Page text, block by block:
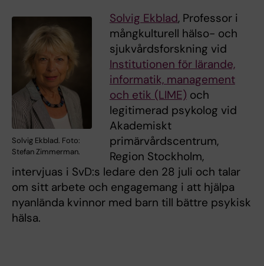
Solvig Ekblad. Foto:
Stefan Zimmerman.
Solvig Ekblad, Professor i
mångkulturell hälso- och
sjukvårdsforskning vid
Institutionen för lärande,
informatik, management
och etik (LIME) och
legitimerad psykolog vid
Akademiskt
primärvårdscentrum,
Region Stockholm,
intervjuas i SvD:s ledare den 28 juli och talar
om sitt arbete och engagemang i att hjälpa
nyanlända kvinnor med barn till bättre psykisk
hälsa.